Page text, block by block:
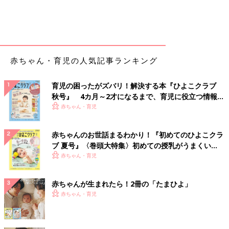
「個人賠償責任保険」とは、日常生活で他人にけがを負わせた
り、他人の物を壊したりした場合に、法律で定められた賠償金を
支払うための保険。ちょっと目を離したすきに子どもがお店の物
を壊しちゃった…なんていうときの賠償もカバーしてくれます。
「自転車保険」として売られている保険は、この個人賠償責任保
険と、自分のけがに対する補償がついている保険です。
「相手への賠償責任をカバーすることが目的なら、個人賠償責任
保険が特約についている保険でまかなえるから、『自転車保険」
というネーミングの保険にあらためて入る必要はないのです」
（前野さん）
「個人賠償責任保険」は複数入っても意味がない!?
では、「個人賠償責任保険」はどんな保険の特約についているの
赤ちゃん・育児の人気記事ランキング
育児の困ったがズバリ！解決する本『ひよこクラブ
秋号』 4カ月～2才になるまで、育児に役立つ情報が
いっぱい！
赤ちゃん・育児
赤ちゃんのお世話まるわかり！『初めてのひよこクラ
ブ 夏号』〈巻頭大特集〉初めての授乳がうまくい
く！ おっぱい・ミルクの基本と夏のトラブル 解決テ
赤ちゃん・育児
赤ちゃんが生まれたら！2冊の「たまひよ」
赤ちゃん・育児